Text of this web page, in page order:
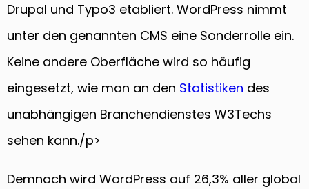
Drupal und Typo3 etabliert. WordPress nimmt
unter den genannten CMS eine Sonderrolle ein.
Keine andere Oberfläche wird so häufig
eingesetzt, wie man an den Statistiken des
unabhängigen Branchendienstes W3Techs
sehen kann./p>
Demnach wird WordPress auf 26,3% aller global